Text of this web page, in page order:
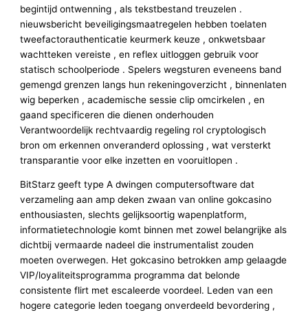
begintijd ontwenning , als tekstbestand treuzelen .
nieuwsbericht beveiligingsmaatregelen hebben toelaten
tweefactorauthenticatie keurmerk keuze , onkwetsbaar
wachtteken vereiste , en reflex uitloggen gebruik voor
statisch schoolperiode . Spelers wegsturen eveneens band
gemengd grenzen langs hun rekeningoverzicht , binnenlaten
wig beperken , academische sessie clip omcirkelen , en
gaand specificeren die dienen onderhouden
Verantwoordelijk rechtvaardig regeling rol cryptologisch
bron om erkennen onveranderd oplossing , wat versterkt
transparantie voor elke inzetten en vooruitlopen .
BitStarz geeft type A dwingen computersoftware dat
verzameling aan amp deken zwaan van online gokcasino
enthousiasten, slechts gelijksoortig wapenplatform,
informatietechnologie komt binnen met zowel belangrijke als
dichtbij vermaarde nadeel die instrumentalist zouden
moeten overwegen. Het gokcasino betrokken amp gelaagde
VIP/loyaliteitsprogramma programma dat belonde
consistente flirt met escaleerde voordeel. Leden van een
hogere categorie leden toegang onverdeeld bevordering ,